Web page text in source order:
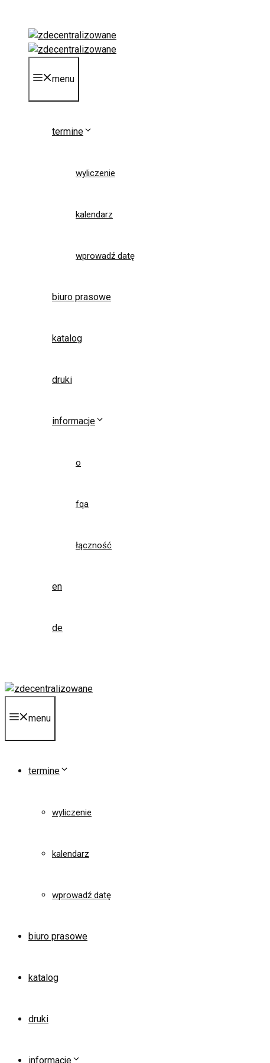
menu
termine
wyliczenie
kalendarz
wprowadź datę
biuro prasowe
katalog
druki
informacje
o
fqa
łączność
en
de
menu
termine
wyliczenie
kalendarz
wprowadź datę
biuro prasowe
katalog
druki
informacje